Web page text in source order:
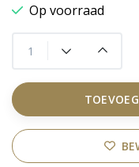
Op voorraad